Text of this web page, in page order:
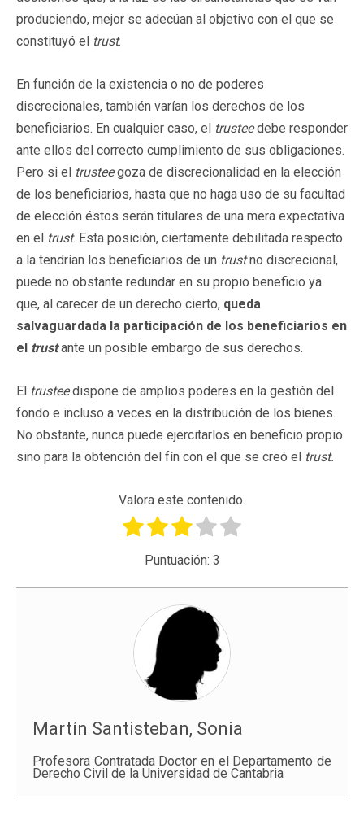
produciendo, mejor se adecúan al objetivo con el que se
constituyó el trust.
En función de la existencia o no de poderes
discrecionales, también varían los derechos de los
beneficiarios. En cualquier caso, el trusteedebe responder
ante ellos del correcto cumplimiento de sus obligaciones.
Pero si el trusteegoza de discrecionalidad en la elección
de los beneficiarios, hasta que no haga uso de su facultad
de elección éstos serán titulares de una mera expectativa
en el trust. Esta posición, ciertamente debilitada respecto
a la tendrían los beneficiarios de un trustno discrecional,
puede no obstante redundar en su propio beneficio ya
que, al carecer de un derecho cierto, queda
salvaguardada la participación de los beneficiarios en
el trust ante un posible embargo de sus derechos.
El trusteedispone de amplios poderes en la gestión del
fondo e incluso a veces en la distribución de los bienes.
No obstante, nunca puede ejercitarlos en beneficio propio
sino para la obtención del fín con el que se creó el trust.
Valora este contenido.
Puntuación: 3
Martín Santisteban, Sonia
Profesora Contratada Doctor en el Departamento de
Derecho Civil de la Universidad de Cantabria